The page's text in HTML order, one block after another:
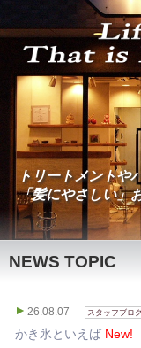
トリートメントや
「髪にやさしい」
NEWS TOPIC
26.08.07 スタッフブロ
かき氷といえば New!